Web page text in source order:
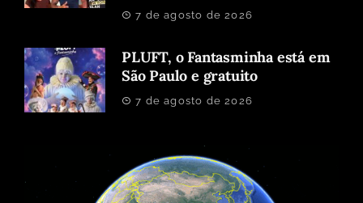
7 de agosto de 2026
PLUFT, o Fantasminha está em
São Paulo e gratuito
7 de agosto de 2026